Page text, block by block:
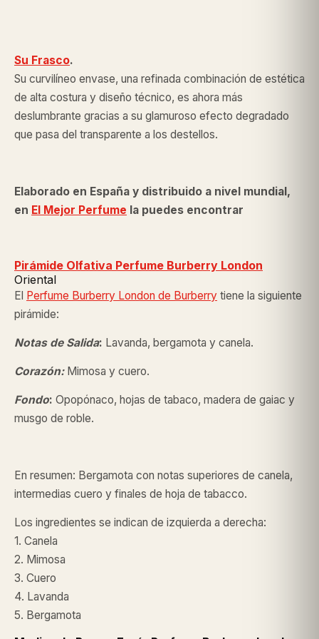
Su Frasco.
Su curvilíneo envase, una refinada combinación de estética
de alta costura y diseño técnico, es ahora más
deslumbrante gracias a su glamuroso efecto degradado
que pasa del transparente a los destellos.
Elaborado en España y distribuido a nivel mundial,
en El Mejor Perfume la puedes encontrar
Pirámide Olfativa Perfume Burberry London
Oriental
El Perfume Burberry London de Burberry tiene la siguiente
pirámide:
Notas de Salida: Lavanda, bergamota y canela.
Corazón:Mimosa y cuero.
Fondo: Opopónaco, hojas de tabaco, madera de gaiac y
musgo de roble.
En resumen: Bergamota con notas superiores de canela,
intermedias cuero y finales de hoja de tabacco.
Los ingredientes se indican de izquierda a derecha:
1. Canela
2. Mimosa
3. Cuero
4. Lavanda
5. Bergamota